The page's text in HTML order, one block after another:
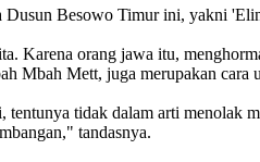
Dusun Besowo Timur ini, yakni
Karena orang jawa itu,
Mbah Mett, juga merupakan
tidak dalam arti
tandasnya.